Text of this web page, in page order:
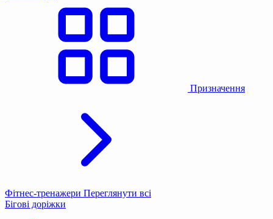
Призначення
Фітнес-тренажери Переглянути всі
Бігові доріжки